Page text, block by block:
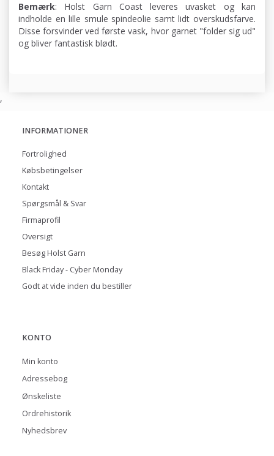
Bemærk: Holst Garn Coast leveres uvasket og kan
indholde en lille smule spindeolie samt lidt overskudsfarve.
Disse forsvinder ved første vask, hvor garnet "folder sig ud"
og bliver fantastisk blødt.
,
INFORMATIONER
Fortrolighed
Købsbetingelser
Kontakt
Spørgsmål & Svar
Firmaprofil
Oversigt
Besøg Holst Garn
Black Friday - Cyber Monday
Godt at vide inden du bestiller
KONTO
Min konto
Adressebog
Ønskeliste
Ordrehistorik
Nyhedsbrev